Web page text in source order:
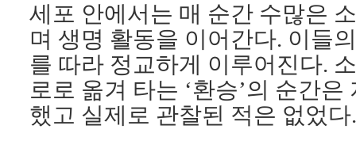
세포 안에서는 매 순간 수많은
며 생명 활동을 이어간다. 이들
를 따라 정교하게 이루어진다.
로로 옮겨 타는 ‘환승’의 순간은
했고 실제로 관찰된 적은 없었다.